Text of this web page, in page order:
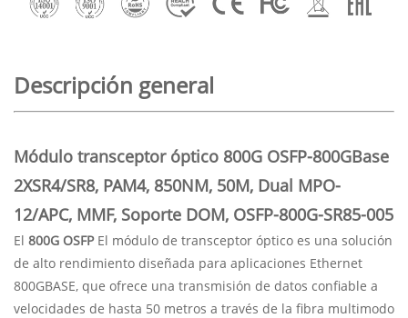
Descripción general
Módulo transceptor óptico 800G OSFP-800GBase
2XSR4/SR8, PAM4, 850NM, 50M, Dual MPO-
12/APC, MMF, Soporte DOM, OSFP-800G-SR85-005
El 800G OSFPEl módulo de transceptor óptico es una solución
de alto rendimiento diseñada para aplicaciones Ethernet
800GBASE, que ofrece una transmisión de datos confiable a
velocidades de hasta 50 metros a través de la fibra multimodo